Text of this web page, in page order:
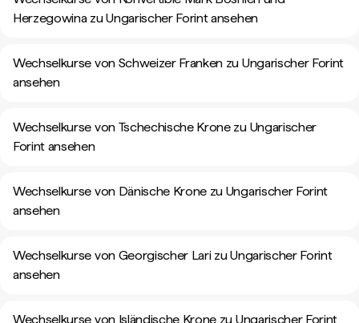
Herzegowina zu Ungarischer Forint ansehen
Wechselkurse von Schweizer Franken zu Ungarischer Forint
ansehen
Wechselkurse von Tschechische Krone zu Ungarischer
Forint ansehen
Wechselkurse von Dänische Krone zu Ungarischer Forint
ansehen
Wechselkurse von Georgischer Lari zu Ungarischer Forint
ansehen
Wechselkurse von Isländische Krone zu Ungarischer Forint